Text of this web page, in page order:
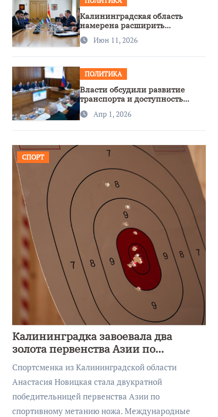
Калининградская область
намерена расширить
сотрудничество с Узбекистаном
Июн 11, 2026
ПОЛИТИКА
Власти обсудили развитие
транспорта и доступность
региона
Апр 1, 2026
СПОРТ
Калининградка завоевала два
золота первенства Азии по
метанию ножа
Спортсменка из Калининградской области
Анастасия Новицкая стала двукратной
победительницей первенства Азии по
спортивному метанию ножа. Международные